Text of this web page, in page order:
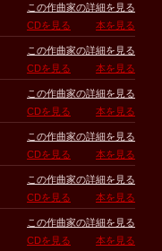
この作曲家の詳細を見る
CDを見る
本を見る
この作曲家の詳細を見る
CDを見る
本を見る
この作曲家の詳細を見る
CDを見る
本を見る
この作曲家の詳細を見る
CDを見る
本を見る
この作曲家の詳細を見る
CDを見る
本を見る
この作曲家の詳細を見る
CDを見る
本を見る